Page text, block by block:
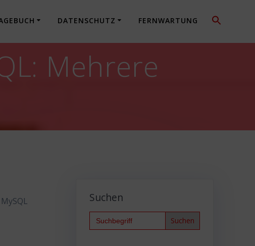
DATENSCHUTZ FERNWARTUNG
Mehrere
Suchen
Search
for: